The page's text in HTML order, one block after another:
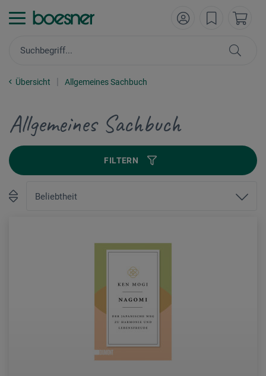
Übersicht Allgemeines Sachbuch
Allgemeines Sachbuch
FILTERN